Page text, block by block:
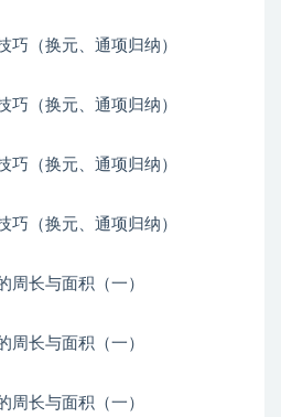
（换元、通项归纳）
（换元、通项归纳）
（换元、通项归纳）
（换元、通项归纳）
周长与面积（一）
周长与面积（一）
周长与面积（一）